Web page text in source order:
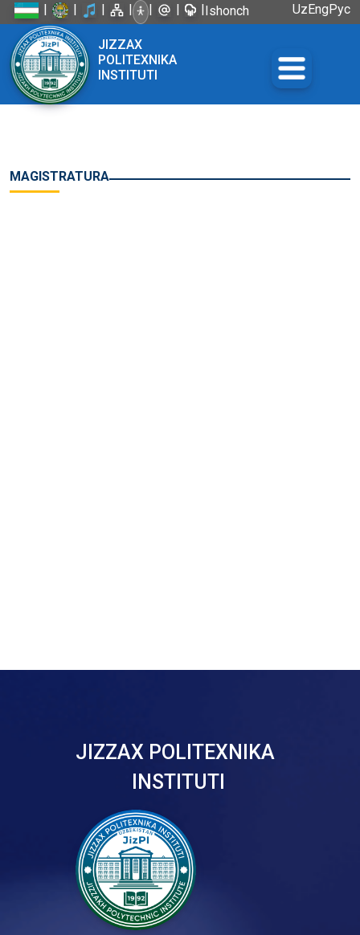
| | | | | | |Ishonch
UzEngРус
JIZZAX
POLITEXNIKA
INSTITUTI
MAGISTRATURA
JIZZAX POLITEXNIKA
INSTITUTI